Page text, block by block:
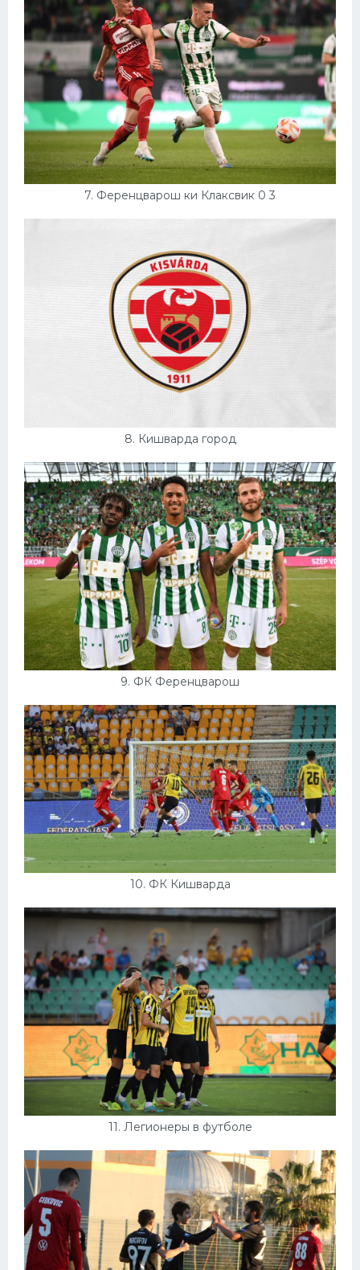
7. Ференцварош ки Клаксвик 0 3
8. Кишварда город
9. ФК Ференцварош
10. ФК Кишварда
11. Легионеры в футболе